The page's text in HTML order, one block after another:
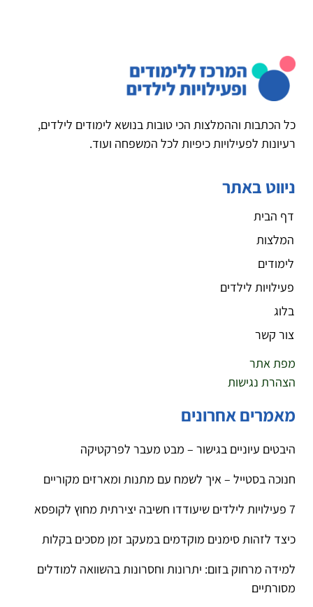
כל הכתבות וההמלצות הכי טובות בנושא לימודים לילדים,
רעיונות לפעילויות כיפיות לכל המשפחה ועוד.
ניווט באתר
דף הבית
המלצות
לימודים
פעילויות לילדים
בלוג
צור קשר
מפת אתר
הצהרת נגישות
מאמרים אחרונים
היבטים עיוניים בגישור – מבט מעבר לפרקטיקה
חנוכה בסטייל – איך לשמח עם מתנות ומארזים מקוריים
7 פעילויות לילדים שיעודדו חשיבה יצירתית מחוץ לקופסא
כיצד לזהות סימנים מוקדמים במעקב זמן מסכים בקלות
למידה מרחוק בזום: יתרונות וחסרונות בהשוואה למודלים
מסורתיים